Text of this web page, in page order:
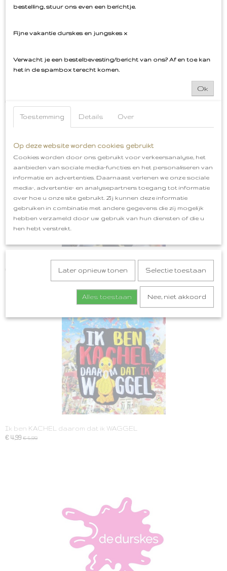
€ 5,99
Oeteldonk Horen Zien Zwijgen, Heure Zien Oewe Bek Houwe
€ 4,99
Ik ben KACHEL daarom dat ik WAGGEL
€ 4,99 € 5,99
bestelling, stuur ons even een berichtje.
Fijne vakantie durskes en jungskes x
Verwacht je een bestelbevesting/bericht van ons? Af en toe kan
het in de spambox terecht komen.
Ok
Toestemming Details Over
Op deze website worden cookies gebruikt
Cookies worden door ons gebruikt voor verkeersanalyse, het
aanbieden van sociale media-functies en het personaliseren van
informatie en advertenties. Daarnaast verlenen we onze sociale
media-, advertentie- en analysepartners toegang tot informatie
over hoe u onze site gebruikt. Zij kunnen deze informatie
gebruiken in combinatie met andere gegevens die zij mogelijk
hebben verzameld door uw gebruik van hun diensten of die u
hen hebt verstrekt.
Later opnieuw tonen Selectie toestaan
Alles toestaan Nee, niet akkoord